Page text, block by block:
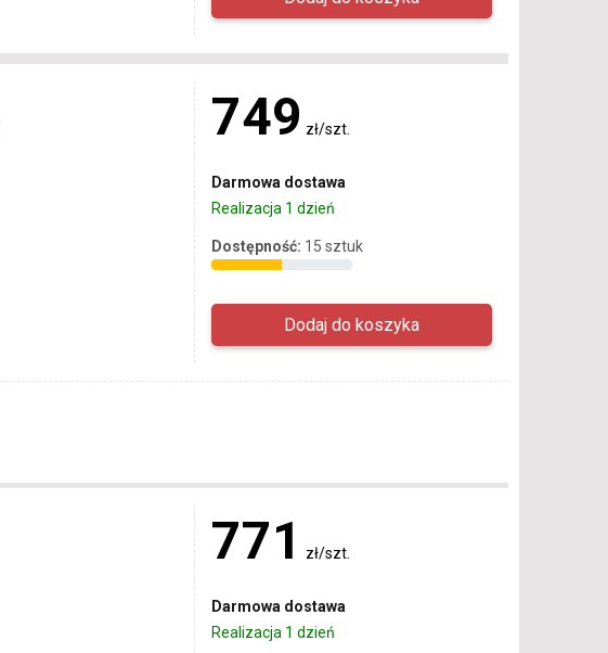
749 zł/szt.
Darmowa dostawa
Realizacja 1 dzień
Dostępność: 15 sztuk
771 zł/szt.
Darmowa dostawa
Realizacja 1 dzień